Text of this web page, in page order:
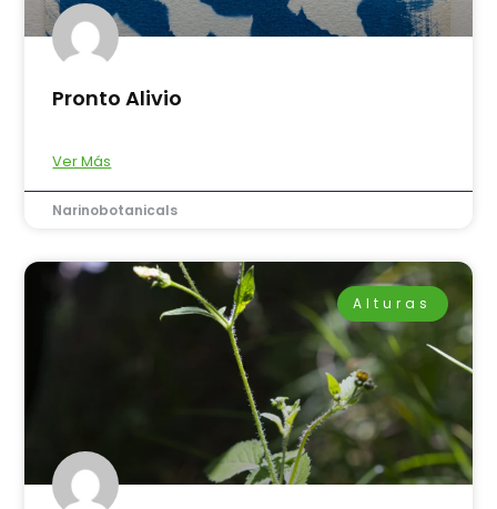
Pronto Alivio
Ver Más
Narinobotanicals
Alturas